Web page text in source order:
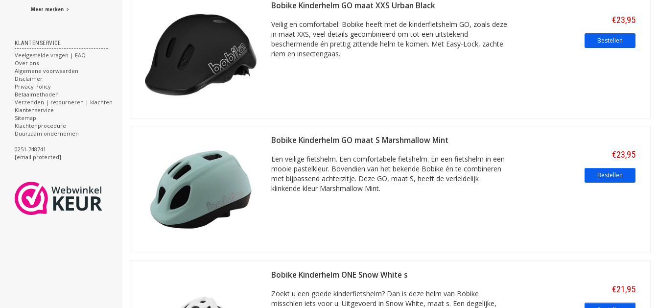
Meer merken
KLANTENSERVICE
Veelgestelde vragen | FAQ
Over ons
Algemene voorwaarden
Disclaimer
Privacy Policy
Betaalmethoden
Verzenden | retourneren | klachten
Klantenservice
Sitemap
Klachtenprocedure
Duurzaam ondernemen
0251-748741
[email protected]
Daarnaast zijn er natuurlijk óók fietshelmen voor stoere meisjes. Want waarom zou een meisje wat dat betreft onderdoen voor een
jongen? Een legergroene helm, een helm met race-print of een kinderfietshelm in stevig donkerbruin: het behoort allemaal tot de
mogelijkheden.
neem als ouder van zo'n stoer meisje natuurlijk gewoon even 'stiekem' een kijkje bij defietshelmen voor jongens
hieronder het aanbod aan fietshelmen voor meisjes!
Bobike Kinderhelm GO maat XXS Urban Black
Veilig en comfortabel: Bobike heeft met de kinderfietshelm GO, zoals deze
in maat XXS, veel details gecombineerd om tot een uitstekend
beschermende én prettig zittende helm te komen. Met Easy-Lock, zachte
riem en insectengaas.
€23,95
Bestellen
Bobike Kinderhelm GO maat S Marshmallow Mint
Een veilige fietshelm. Een comfortabele fietshelm. En een fietshelm in een
mooie pastelkleur. Bovendien van het bekende Bobike én te combineren
met bijpassend achterzitje. Deze GO, maat S, heeft de verleidelijk
klinkende kleur Marshmallow Mint.
€23,95
Bestellen
Bobike Kinderhelm ONE Snow White s
Zoekt u een goede kinderfietshelm? Dan is deze helm van Bobike
misschien iets voor u. Uitgevoerd in Snow White, maat s. Een degelijke,
€21,95